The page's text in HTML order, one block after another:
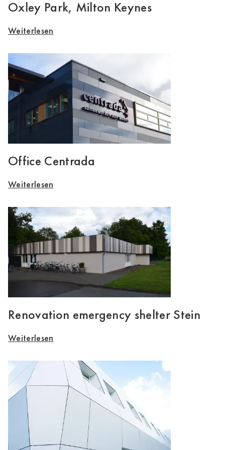
Oxley Park, Milton Keynes
Weiterlesen
Office Centrada
Weiterlesen
Renovation emergency shelter Stein
Weiterlesen